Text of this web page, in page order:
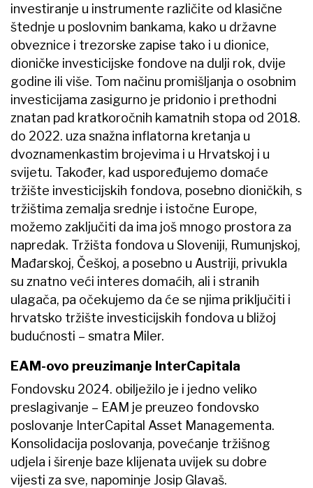
investiranje u instrumente različite od klasične
štednje u poslovnim bankama, kako u državne
obveznice i trezorske zapise tako i u dionice,
dioničke investicijske fondove na dulji rok, dvije
godine ili više. Tom načinu promišljanja o osobnim
investicijama zasigurno je pridonio i prethodni
znatan pad kratkoročnih kamatnih stopa od 2018.
do 2022. uza snažna inflatorna kretanja u
dvoznamenkastim brojevima i u Hrvatskoj i u
svijetu. Također, kad uspoređujemo domaće
tržište investicijskih fondova, posebno dioničkih, s
tržištima zemalja srednje i istočne Europe,
možemo zaključiti da ima još mnogo prostora za
napredak. Tržišta fondova u Sloveniji, Rumunjskoj,
Mađarskoj, Češkoj, a posebno u Austriji, privukla
su znatno veći interes domaćih, ali i stranih
ulagača, pa očekujemo da će se njima priključiti i
hrvatsko tržište investicijskih fondova u bližoj
budućnosti – smatra Miler.
EAM-ovo preuzimanje InterCapitala
Fondovsku 2024. obilježilo je i jedno veliko
preslagivanje – EAM je preuzeo fondovsko
poslovanje InterCapital Asset Managementa.
Konsolidacija poslovanja, povećanje tržišnog
udjela i širenje baze klijenata uvijek su dobre
vijesti za sve, napominje Josip Glavaš.